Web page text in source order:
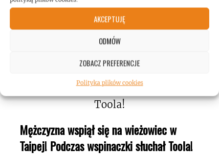
AKCEPTUJĘ
ODMÓW
ZOBACZ PREFERENCJE
Polityka plików cookies
Gary Holt: biografia gitarzysty dostępna w
Mężczyzna wspiął się na wieżowiec w
Taipej! Podczas wspinaczki słuchał Toola!